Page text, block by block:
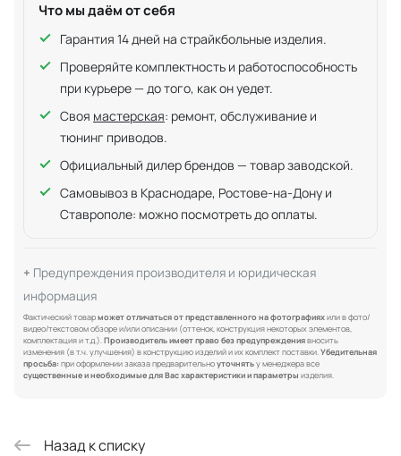
Что мы даём от себя
Гарантия 14 дней на страйкбольные изделия.
Проверяйте комплектность и работоспособность
при курьере — до того, как он уедет.
Своя мастерская: ремонт, обслуживание и
тюнинг приводов.
Официальный дилер брендов — товар заводской.
Самовывоз в Краснодаре, Ростове-на-Дону и
Ставрополе: можно посмотреть до оплаты.
Предупреждения производителя и юридическая
информация
Фактический товарможет отличаться от представленного на фотографияхили в фото/
видео/текстовом обзоре и/или описании (оттенок, конструкция некоторых элементов,
комплектация и т.д.).Производитель имеет право без предупреждениявносить
изменения (в т.ч. улучшения) в конструкцию изделий и их комплект поставки.Убедительная
просьба: при оформлении заказа предварительноуточнятьу менеджера все
существенные и необходимые для Вас характеристики и параметры изделия.
Назад к списку